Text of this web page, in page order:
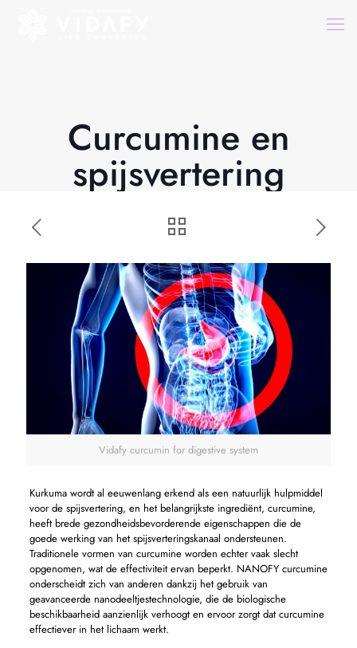
Curcumine en
spijsvertering
Vidafy curcumin for digestive system
Kurkuma wordt al eeuwenlang erkend als een natuurlijk hulpmiddel
voor de spijsvertering, en het belangrijkste ingrediënt, curcumine,
heeft brede gezondheidsbevorderende eigenschappen die de
goede werking van het spijsverteringskanaal ondersteunen.
Traditionele vormen van curcumine worden echter vaak slecht
opgenomen, wat de effectiviteit ervan beperkt. NANOFY curcumine
onderscheidt zich van anderen dankzij het gebruik van
geavanceerde nanodeeltjestechnologie, die de biologische
beschikbaarheid aanzienlijk verhoogt en ervoor zorgt dat curcumine
effectiever in het lichaam werkt.